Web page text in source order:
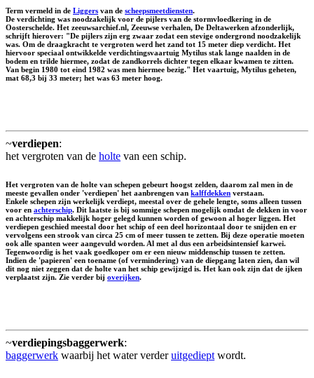
Term vermeld in de Liggers van de scheepsmeetdiensten.
De verdichting was noodzakelijk voor de pijlers van de stormvloedkering in de
Oosterschelde. Het zeeuwsarchief.nl, Zeeuwse verhalen, De Deltawerken afzonderlijk,
schrijft hierover: "De pijlers zijn erg zwaar zodat een stevige ondergrond noodzakelijk
was. Om de draagkracht te vergroten werd het zand tot 15 meter diep verdicht. Het
hiervoor speciaal ontwikkelde verdichtingsvaartuig Mytilus stak lange naalden in de
bodem en trilde hiermee, zodat de zandkorrels dichter tegen elkaar kwamen te zitten.
Van begin 1980 tot eind 1982 was men hiermee bezig." Het vaartuig, Mytilus geheten,
mat 68,3 bij 33 meter; het was 63 meter hoog.
~verdiepen:
het vergroten van de holte van een schip.
Het vergroten van de holte van schepen gebeurt hoogst zelden, daarom zal men in de
meeste gevallen onder 'verdiepen' het aanbrengen van kalffdekken verstaan.
Enkele schepen zijn werkelijk verdiept, meestal over de gehele lengte, soms alleen tussen
voor en achterschip. Dit laatste is bij sommige schepen mogelijk omdat de dekken in voor
en achterschip makkelijk hoger gelegd kunnen worden of gewoon al hoger liggen. Het
verdiepen geschied meestal door het schip of een deel horizontaal door te snijden en er
vervolgens een strook van circa 25 cm of meer tussen te zetten. Bij deze operatie moeten
ook alle spanten weer aangevuld worden. Al met al dus een arbeidsintensief karwei.
Tegenwoordig is het vaak goedkoper om er een nieuw middenschip tussen te zetten.
Indien de 'papieren' een toename (of vermindering) van de diepgang laten zien, dan wil
dit nog niet zeggen dat de holte van het schip gewijzigd is. Het kan ook zijn dat de ijken
verplaatst zijn. Zie verder bij overijken.
~verdiepingsbaggerwerk:
baggerwerk waarbij het water verderuitgediept wordt.